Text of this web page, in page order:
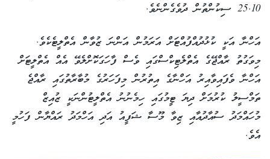
25.10 ސިކުންތުން ދުވެގެންނެވެ.
އަހްނާ އަކީ ކުޅުދުއްފުއްޓަށް އަރަމުން އަންނަ ޒުވާން އެތްލީޓެކެވެ.
މިވަގުތު ރާއްޖޭގެ އެތްލެޓިކްސްގައި ވެސް ފާހަގަކޮށްލެވޭ އެއް އެތްލީޓަށް
އަހްނާ ވެފައިވާއިރު އަހްނާގެ އިތުރުން މިފަހަރުގެ މުބާރާތުގައި ރާއްޖެ
ތަމްސީލު ކުރުމަށް ދިޔަ ޓީމުގައި ހިމެނުނު އެތްލީޓުންނަކީ ޒުއިޒް
މުހައްމަދު ސުއާދުއާއި ޒިވާ މޫސާ ޝަފީއު އަދި އަހްމަދު ރައްޔާން ފަހުމީ
އެވެ.